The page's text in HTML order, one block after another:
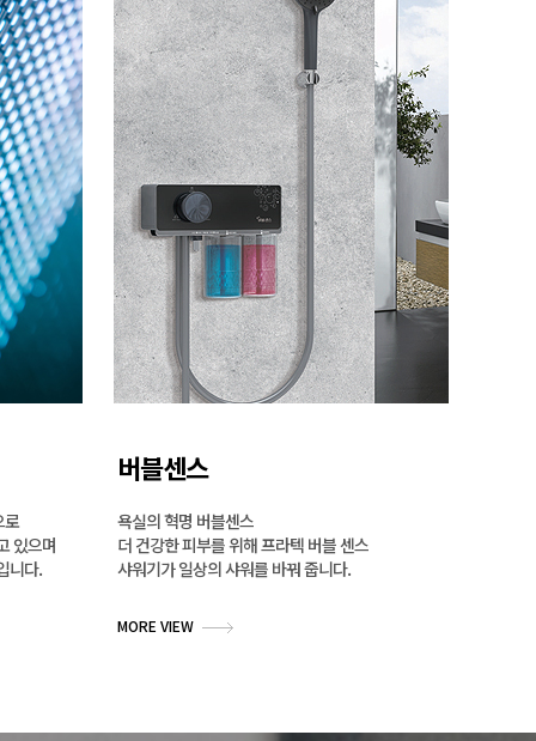
로
있으며
니다.
버블센스
욕실의 혁명 버블센스
더 건강한 피부를 위해 프라텍 버블 센스
샤워기가 일상의 샤워를 바꿔 줍니다.
MORE VIEW